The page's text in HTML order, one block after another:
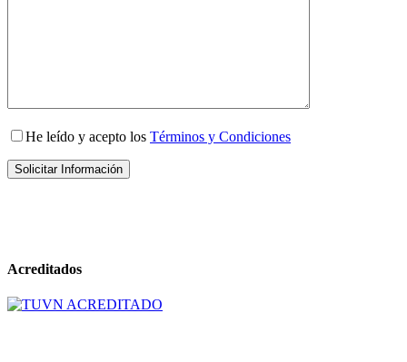
He leído y acepto los Términos y Condiciones
Acreditados